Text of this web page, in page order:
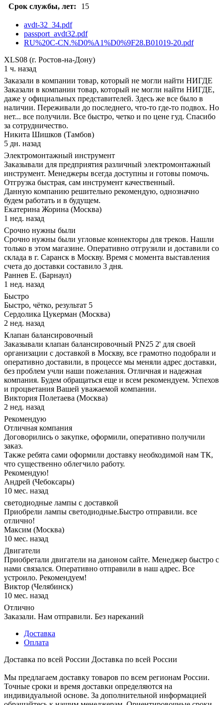
Срок службы, лет:
15
avdt-32_34.pdf
passport_avdt32.pdf
RU%20C-CN.%D0%A1%D0%9F28.B01019-20.pdf
XLS08 (г. Ростов-на-Дону)
1 ч. назад
Заказали в компании товар, который не могли найти НИГДЕ
Заказали в компании товар, который не могли найти НИГДЕ,
даже у официальных представителей. Здесь же все было в
наличии. Переживали до последнего, что-то где-то подвох. Но
нет... все получили. Все быстро, четко и по цене гуд. Спасибо
за сотрудничество.
Никита Шишков (Тамбов)
5 дн. назад
Электромонтажный инструмент
Заказывали для предприятия различный электромонтажный
инструмент. Менеджеры всегда доступны и готовы помочь.
Отгрузка быстрая, сам инструмент качественный.
Данную компанию решительно рекомендую, однозначно
будем работать и в будущем.
Екатерина Жорина (Москва)
1 нед. назад
Срочно нужны были
Срочно нужны были угловые коннекторы для треков. Нашли
только в этом магазине. Оперативно отгрузили и доставили со
склада в г. Саранск в Москву. Время с момента выставления
счета до доставки составило 3 дня.
Раннев Е. (Барнаул)
1 нед. назад
Быстро
Быстро, чётко, результат 5
Сердолика Цукерман (Москва)
2 нед. назад
Клапан балансировочный
Заказывали клапан балансировочный PN25 2' для своей
организации с доставкой в Москву, все грамотно подобрали и
оперативно доставили, в процессе мы меняли адрес доставки,
без проблем учли наши пожелания. Отличная и надежная
компания. Будем обращаться еще и всем рекомендуем. Успехов
и процветания Вашей уважаемой компании.
Виктория Полетаева (Москва)
2 нед. назад
Рекомендую
Отличная компания
Договорились о закупке, оформили, оперативно получили
заказ.
Также ребята сами оформили доставку необходимой нам ТК,
что существенно облегчило работу.
Рекомендую!
Андрей (Чебоксары)
10 мес. назад
светодиодные лампы с доставкой
Приобрели лампы светодиодные.Быстро отправили. все
отлично!
Максим (Москва)
10 мес. назад
Двигатели
Приобретали двигатели на даноном сайте. Менеджер быстро с
нами связался. Оперативно отправили в наш адрес. Все
устроило. Рекомендуем!
Виктор (Челябинск)
10 мес. назад
Отлично
Заказали. Нам отправили. Без нареканий
Доставка
Оплата
Доставка по всей России Доставка по всей России
Мы предлагаем доставку товаров по всем регионам России.
Точные сроки и время доставки определяются на
индивидуальной основе. За дополнительной информацией